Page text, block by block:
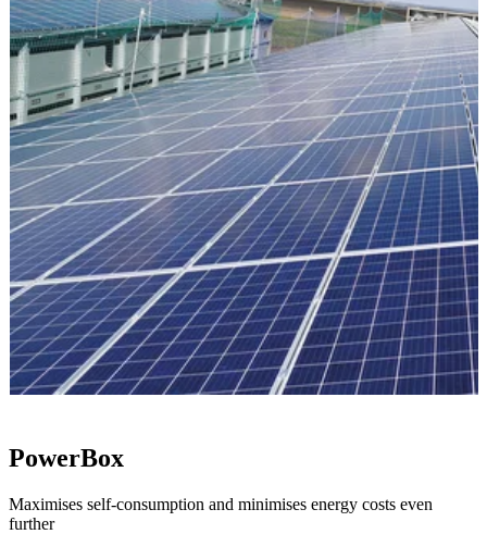
PowerBox
Maximises self-consumption and minimises energy costs even
further